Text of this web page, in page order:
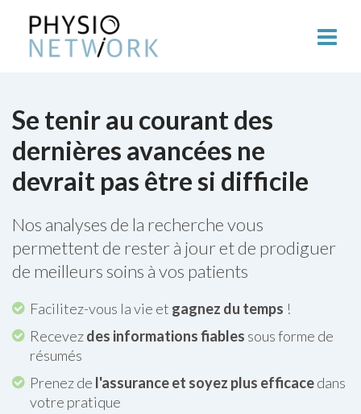
Se tenir au courant des
dernières avancées ne
devrait pas être si difficile
Nos analyses de la recherche vous
permettent de rester à jour et de prodiguer
de meilleurs soins à vos patients
Facilitez-vous la vie et gagnez du temps !
Recevezdes informations fiables sous forme de
résumés
Prenez de l'assurance et soyez plus efficacedans
votre pratique